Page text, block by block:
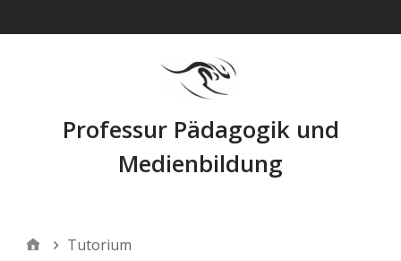
Professur Pädagogik und
Medienbildung
Tutorium